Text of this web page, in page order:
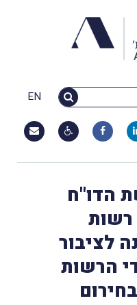
EN
הדו"ח
רשות
לציבור
הרשות